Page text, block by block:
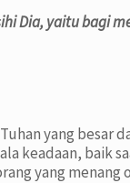
Dia, yaitu bagi
yang besar
keadaan, baik
yang menang